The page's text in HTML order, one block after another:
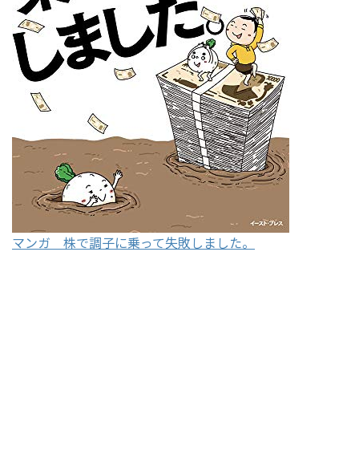
マンガ 株で調子に乗って失敗しました。